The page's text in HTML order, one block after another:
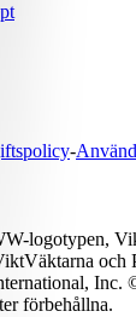
-
logotypen,
och
Inc.
förbehållna.